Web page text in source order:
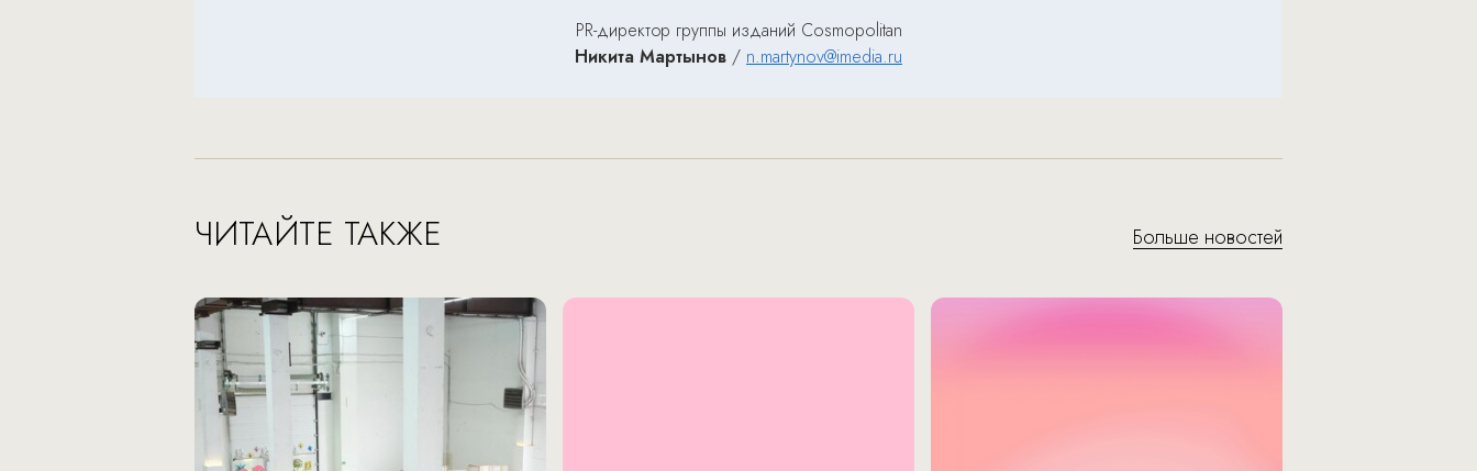
PR-директор группы изданий Cosmopolitan
Никита Мартынов / n.martynov@imedia.ru
ЧИТАЙТЕ ТАКЖЕ Больше новостей